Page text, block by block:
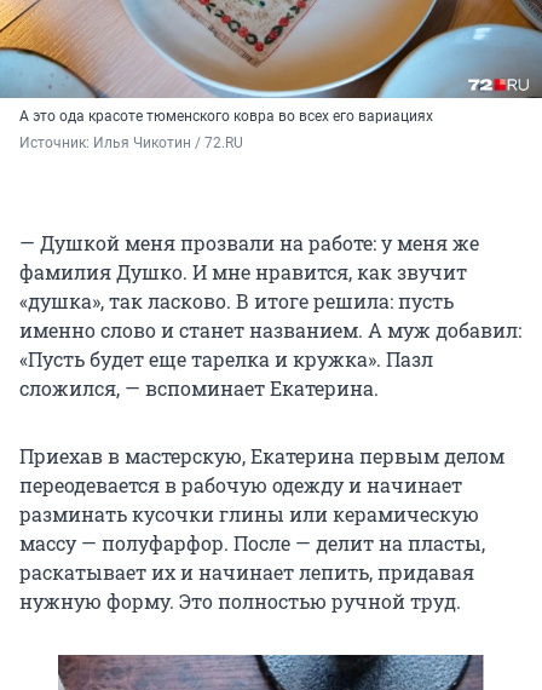
А это ода красоте тюменского ковра во всех его вариациях
Источник: Илья Чикотин / 72.RU
— Душкой меня прозвали на работе: у меня же
фамилия Душко. И мне нравится, как звучит
«душка», так ласково. В итоге решила: пусть
именно слово и станет названием. А муж добавил:
«Пусть будет еще тарелка и кружка». Пазл
сложился, — вспоминает Екатерина.
Приехав в мастерскую, Екатерина первым делом
переодевается в рабочую одежду и начинает
разминать кусочки глины или керамическую
массу — полуфарфор. После — делит на пласты,
раскатывает их и начинает лепить, придавая
нужную форму. Это полностью ручной труд.